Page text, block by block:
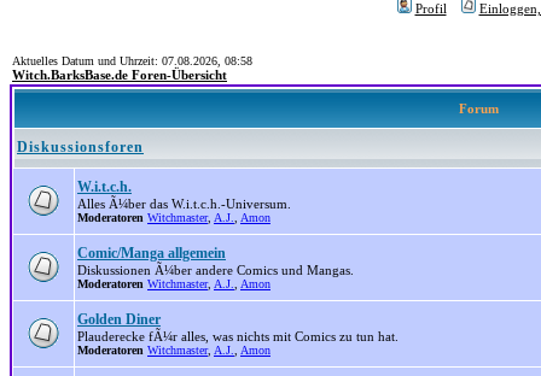
Profil
Aktuelles Datum und Uhrzeit: 07.08.2026, 08:58
Witch.BarksBase.de Foren-Übersicht
Forum
Diskussionsforen
W.i.t.c.h.
Alles Ã¼ber das W.i.t.c.h.-Universum.
Moderatoren Witchmaster, A.J. Amon
Comic/Manga allgemein
Diskussionen Ã¼ber andere Comics und Mangas.
Moderatoren Witchmaster, A.J. Amon
Golden Diner
Plauderecke fÃ¼r alles, was nichts mit Comics zu tun hat.
Moderatoren Witchmaster, A.J. Amon